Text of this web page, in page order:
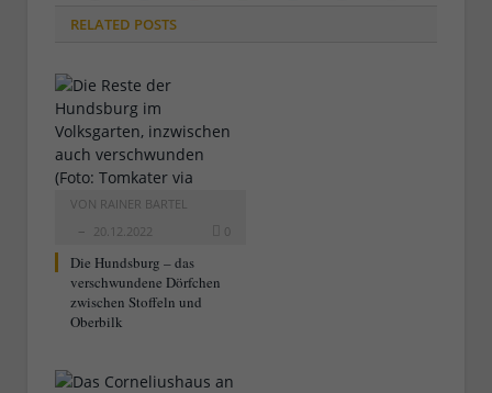
RELATED POSTS
VON RAINER BARTEL
20.12.2022
0
Die Hundsburg – das
verschwundene Dörfchen
zwischen Stoffeln und
Oberbilk